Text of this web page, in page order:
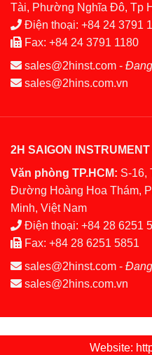
Tài, Phường Nghĩa Đô, Tp
Điện thoại: +84 24 3791
Fax: +84 24 3791 1180
sales@2hinst.com -
sales@2hins.com.vn
2H SAIGON INSTRUMENT
Văn phòng TP.HCM: S-16,
Đường Hoàng Hoa Thám,
Minh, Việt Nam
Điện thoại: +84 28 6251
Fax: +84 28 6251 5851
sales@2hinst.com -
sales@2hins.com.vn
Website: